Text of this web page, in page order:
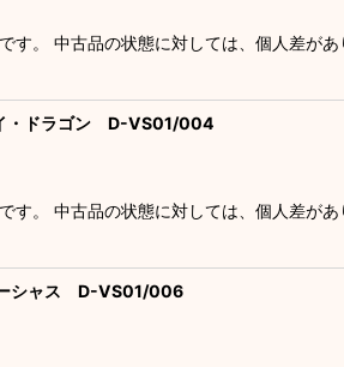
す。 中古品の状態に対しては、個人差が
イ・ドラゴン D-VS01/004
す。 中古品の状態に対しては、個人差が
ーシャス D-VS01/006